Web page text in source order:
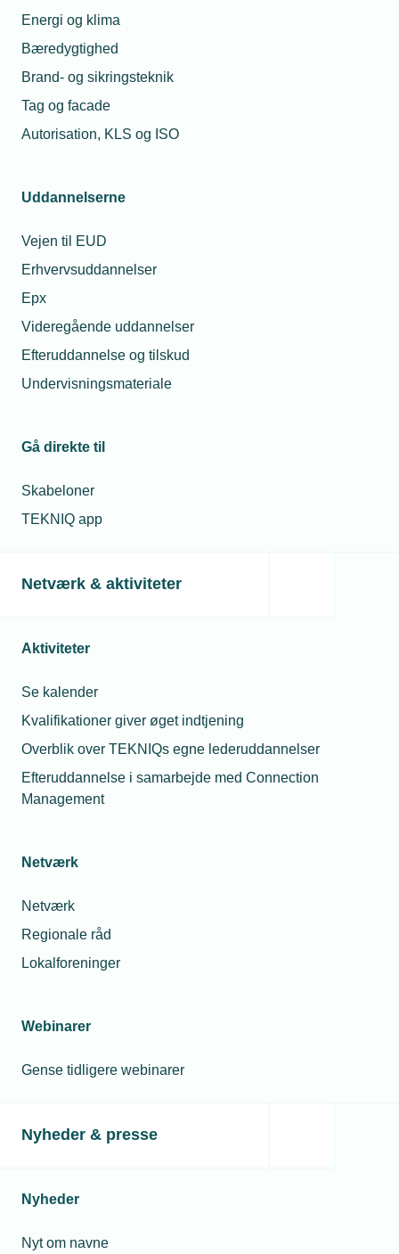
Energi og klima
Bæredygtighed
Brand- og sikringsteknik
Tag og facade
Autorisation, KLS og ISO
Uddannelserne
Vejen til EUD
Erhvervsuddannelser
Epx
Videregående uddannelser
Efteruddannelse og tilskud
Undervisningsmateriale
Gå direkte til
Skabeloner
TEKNIQ app
Netværk & aktiviteter
Aktiviteter
Se kalender
Kvalifikationer giver øget indtjening
Overblik over TEKNIQs egne lederuddannelser
Efteruddannelse i samarbejde med Connection
Management
Netværk
Netværk
Regionale råd
Lokalforeninger
Webinarer
Gense tidligere webinarer
Nyheder & presse
Nyheder
Nyt om navne